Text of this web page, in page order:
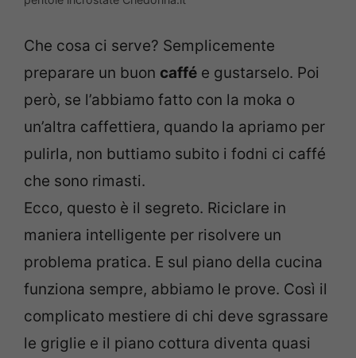
Che cosa ci serve? Semplicemente
preparare un buon caffé e gustarselo. Poi
però, se l’abbiamo fatto con la moka o
un’altra caffettiera, quando la apriamo per
pulirla, non buttiamo subito i fodni ci caffé
che sono rimasti.
Ecco, questo è il segreto. Riciclare in
maniera intelligente per risolvere un
problema pratica. E sul piano della cucina
funziona sempre, abbiamo le prove. Così il
complicato mestiere di chi deve sgrassare
le griglie e il piano cottura diventa quasi